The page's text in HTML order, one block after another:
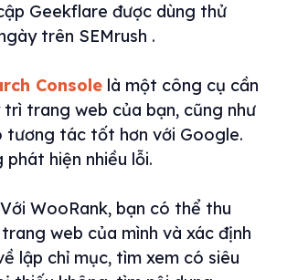
Geekflare được dùng thử
trên SEMrush .
Console là một công cụ cần
trang web của bạn, cũng như
tương tác tốt hơn với Google.
phát hiện nhiều lỗi.
WooRank, bạn có thể thu
web của mình và xác định
lập chỉ mục, tìm xem có siêu